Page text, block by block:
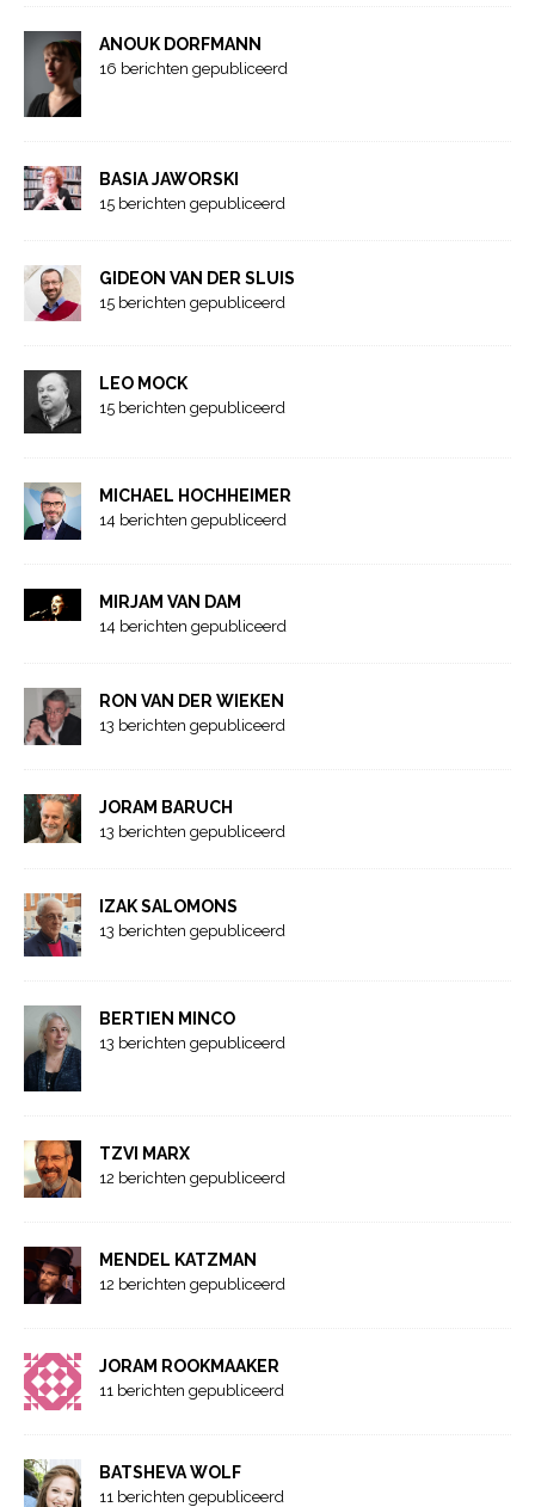
ANOUK DORFMANN
16 berichten gepubliceerd
BASIA JAWORSKI
15 berichten gepubliceerd
GIDEON VAN DER SLUIS
15 berichten gepubliceerd
LEO MOCK
15 berichten gepubliceerd
MICHAEL HOCHHEIMER
14 berichten gepubliceerd
MIRJAM VAN DAM
14 berichten gepubliceerd
RON VAN DER WIEKEN
13 berichten gepubliceerd
JORAM BARUCH
13 berichten gepubliceerd
IZAK SALOMONS
13 berichten gepubliceerd
BERTIEN MINCO
13 berichten gepubliceerd
TZVI MARX
12 berichten gepubliceerd
MENDEL KATZMAN
12 berichten gepubliceerd
JORAM ROOKMAAKER
11 berichten gepubliceerd
BATSHEVA WOLF
11 berichten gepubliceerd